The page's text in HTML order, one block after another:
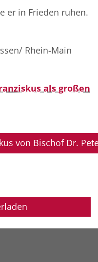
er in Frieden ruhen.
Rhein-Main
als großen
von Bischof Dr.